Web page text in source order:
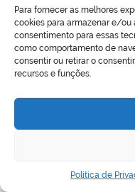
Para fornecer as melhores
cookies para armazenar e/ou
consentimento para essas
como comportamento de
consentir ou retirar o
recursos e funções.
Política de